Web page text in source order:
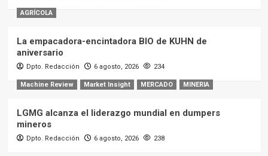
AGRÍCOLA
La empacadora-encintadora BIO de KUHN de
aniversario
Dpto. Redacción 6 agosto, 2026 234
Machine Review Market Insight MERCADO MINERIA
LGMG alcanza el liderazgo mundial en dumpers
mineros
Dpto. Redacción 6 agosto, 2026 238